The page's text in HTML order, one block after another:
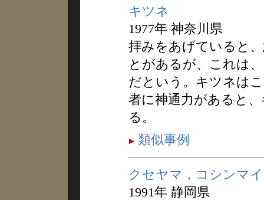
キツネ
1977年 神奈川県
拝みをあげていると
とがあるが、これは
だという。キツネは
者に神通力があると
る。
類似事例
クセヤマ，コシンマイ
1991年 静岡県